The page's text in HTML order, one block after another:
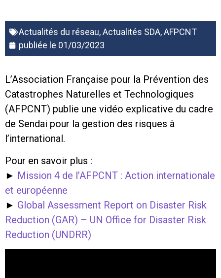
Actualités du réseau,Actualités SDA,AFPCNT
publiée le 01/03/2023
L’Association Française pour la Prévention des
Catastrophes Naturelles et Technologiques
(AFPCNT) publie une vidéo explicative du cadre
de Sendai pour la gestion des risques à
l’international.
Pour en savoir plus :
► Mission 4 de l’AFPCNT : Action internationale
et européenne
► Global Assessment Report on Disaster Risk
Reduction (GAR) – UN Office for Disaster Risk
Reduction (UNDRR)